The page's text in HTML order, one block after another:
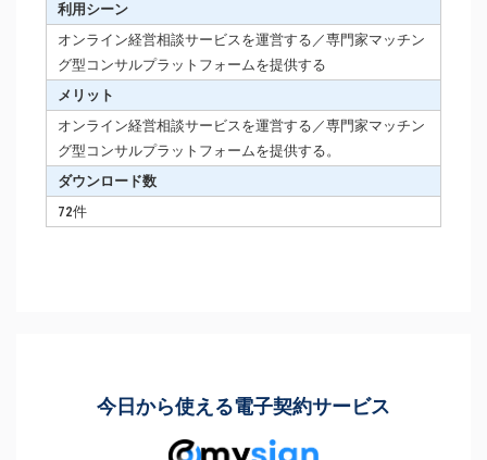
利用シーン
オンライン経営相談サービスを運営する／専門家マッチン
グ型コンサルプラットフォームを提供する
メリット
オンライン経営相談サービスを運営する／専門家マッチン
グ型コンサルプラットフォームを提供する。
ダウンロード数
72件
今日から使える電子契約サービス